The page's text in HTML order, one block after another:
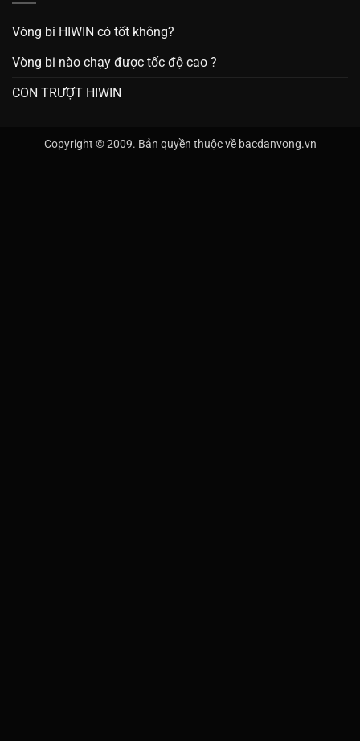
Vòng bi HIWIN có tốt không?
Vòng bi nào chạy được tốc độ cao ?
CON TRƯỢT HIWIN
Copyright © 2009. Bản quyền thuộc về bacdanvong.vn